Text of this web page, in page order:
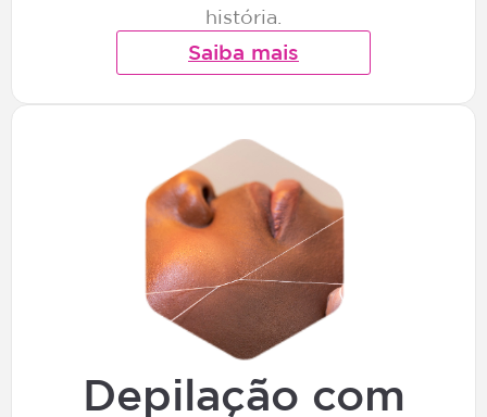
história.
Saiba mais
Depilação com